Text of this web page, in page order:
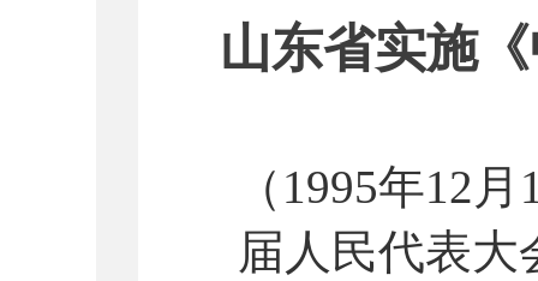
山东省实施
（1995年12
届人民代表